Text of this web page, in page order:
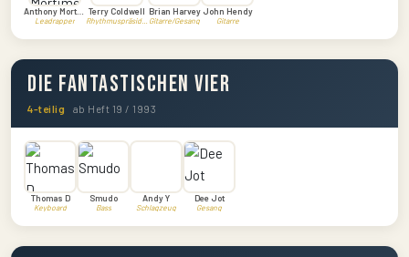
Leadrapper
Terry Coldwell
Rhythmuspräsident
Brian Harvey
Gitarre/Gesang
John Hendy
Gitarre
Die Fantastischen Vier
4-teilig ab Heft 19 / 1993
Thomas D
Keyboard
Smudo
Bass
Andy Y
Schlagzeug
Dee Jot
Gesang